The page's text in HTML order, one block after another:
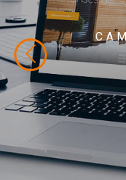
Somfy
Campagne